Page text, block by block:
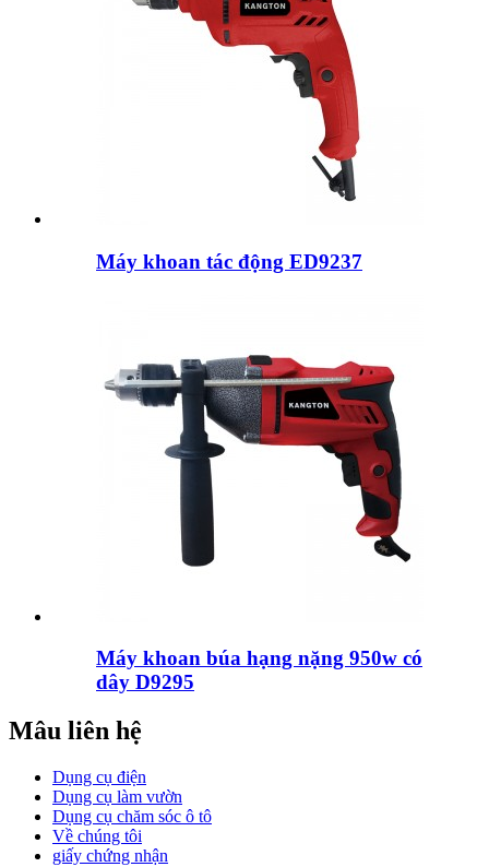
Máy khoan tác động ED9237
Máy khoan búa hạng nặng 950w có
dây D9295
Mâu liên hệ
Dụng cụ điện
Dụng cụ làm vườn
Dụng cụ chăm sóc ô tô
Về chúng tôi
giấy chứng nhận